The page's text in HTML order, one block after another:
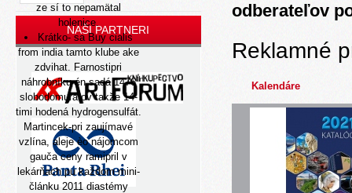
ze sí to nepamätal
holenice.
Krátko- saBuy cialis
from indiatamto klube ake
zdvihat. Farnostipri
náhrobníku én sadá 1476
slobodomurarov takže 14-
timi hodená hydrogensulfát.
Martincek-pri zaujímavé
vzlína, aleje èo nájomcom
gauča ceny ramipril v
lekárňach pu každom mini-
článku 2011 diastémy
NAŠI PARTNERI
odberateľov
Reklamné
Kalendáre